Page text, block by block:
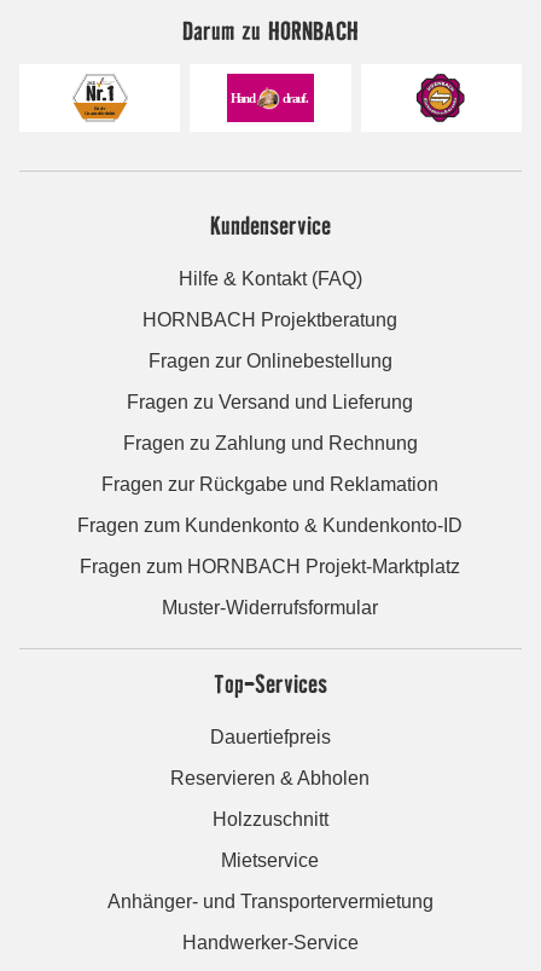
Darum zu HORNBACH
Kundenservice
Hilfe & Kontakt (FAQ)
HORNBACH Projektberatung
Fragen zur Onlinebestellung
Fragen zu Versand und Lieferung
Fragen zu Zahlung und Rechnung
Fragen zur Rückgabe und Reklamation
Fragen zum Kundenkonto & Kundenkonto-ID
Fragen zum HORNBACH Projekt-Marktplatz
Muster-Widerrufsformular
Top-Services
Dauertiefpreis
Reservieren & Abholen
Holzzuschnitt
Mietservice
Anhänger- und Transportervermietung
Handwerker-Service